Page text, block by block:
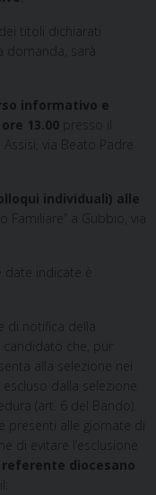
titoli dichiarati
domanda, sarà
informativo e
13.00 presso il
via Beato Padre
individuali) alle
Familiare” a Gubbio, via
indicate è
di notifica della
candidato che, pur
alla selezione nei
dalla selezione
(art. 6 del Bando).
presenti alle giornate di
di evitare l’esclusione
diocesano